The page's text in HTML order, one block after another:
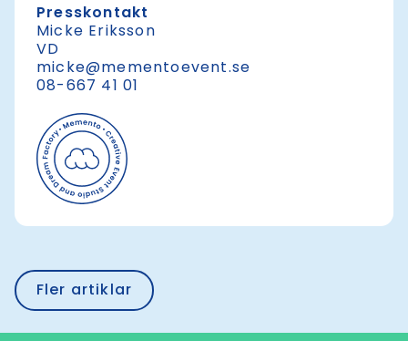
Presskontakt
Micke Eriksson
VD
micke@mementoevent.se
08-667 41 01
Fler artiklar